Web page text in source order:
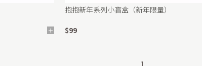
抱抱新年系列小盲盒（新年限量）
$99